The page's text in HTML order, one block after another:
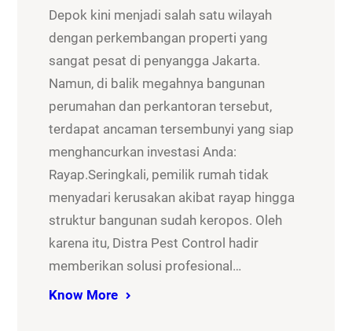
Depok kini menjadi salah satu wilayah
dengan perkembangan properti yang
sangat pesat di penyangga Jakarta.
Namun, di balik megahnya bangunan
perumahan dan perkantoran tersebut,
terdapat ancaman tersembunyi yang siap
menghancurkan investasi Anda:
Rayap.Seringkali, pemilik rumah tidak
menyadari kerusakan akibat rayap hingga
struktur bangunan sudah keropos. Oleh
karena itu, Distra Pest Control hadir
memberikan solusi profesional…
Know More